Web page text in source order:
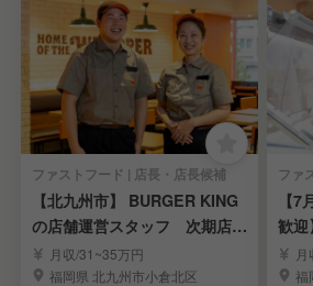
ファストフード | 店長・店長候補
【北九州市】 BURGER KING
の店舗運営スタッフ 次期店長
候補大募集
月収/31~35万円
福岡県 北九州市小倉北区
【
歓迎
募
福